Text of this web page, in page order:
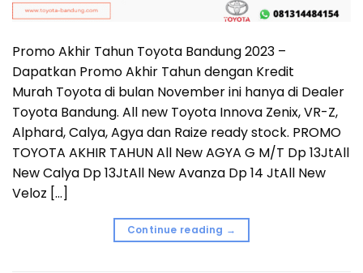
Promo Akhir Tahun Toyota Bandung 2023 –
Dapatkan Promo Akhir Tahun dengan Kredit
Murah Toyota di bulan November ini hanya di Dealer
Toyota Bandung. All new Toyota Innova Zenix, VR-Z,
Alphard, Calya, Agya dan Raize ready stock. PROMO
TOYOTA AKHIR TAHUN All New AGYA G M/T Dp 13JtAll
New Calya Dp 13JtAll New Avanza Dp 14 JtAll New
Veloz […]
Continue reading →